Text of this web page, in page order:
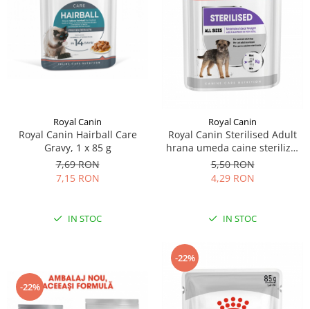
Sampoane si Balsamuri
Servetele Umede
Covorase absorbante
Curatare Ochi
Igiena Catel
Solutii Atractante si repelente
Custi transport - Pisici
Jucarii Pisici
Lese, Hamuri si Zgarzi
Paturi, perne si cosuri pentru pisici
Royal Canin
Royal Canin Hairball Care
Gravy, 1 x 85 g
7,69 RON
7,15 RON
IN STOC
Royal Canin
Royal Canin Sterilised Adult
hrana umeda caine sterilizat
(loaf), 85 g
5,50 RON
4,29 RON
IN STOC
-22%
-22%